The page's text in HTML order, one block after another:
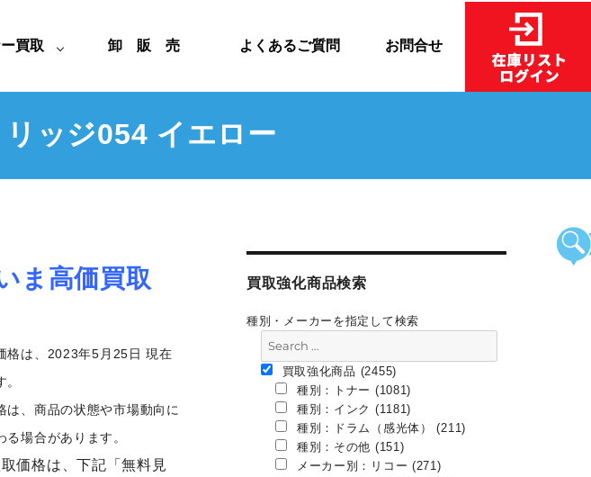
ー買取 卸 販 売 よくあるご質問 お問合せ
ッジ054 イエロー
ま高価買取
格は、2023年5月25日 現在
は、商品の状態や市場動向に
る場合があります。
価格は、下記「無料見
買取強化商品検索
種別・メーカーを指定して検索
買取強化商品 (2455)
種別：トナー (1081)
種別：インク (1181)
種別：ドラム（感光体） (211)
種別：その他 (151)
メーカー別：リコー (271)